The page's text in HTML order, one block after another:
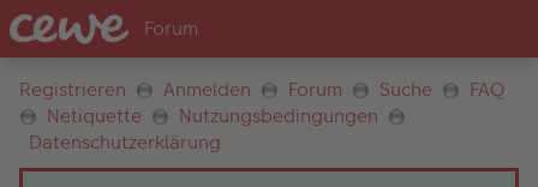
Registrieren Anmelden Forum Suche
FAQ
Netiquette
Nutzungsbedingungen
Datenschutzerklärung